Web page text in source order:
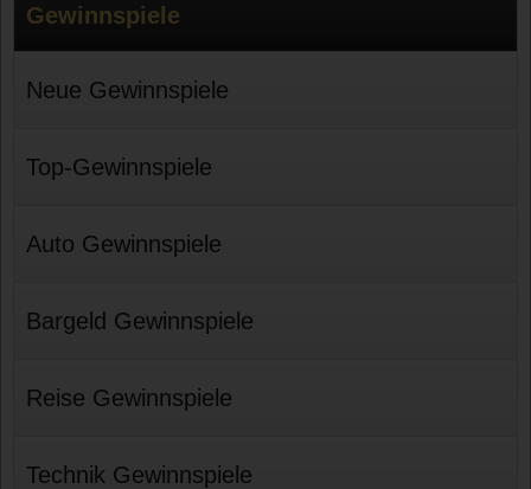
Gewinnspiele
Neue Gewinnspiele
Top-Gewinnspiele
Auto Gewinnspiele
Bargeld Gewinnspiele
Reise Gewinnspiele
Technik Gewinnspiele